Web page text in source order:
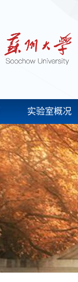
实验室概况